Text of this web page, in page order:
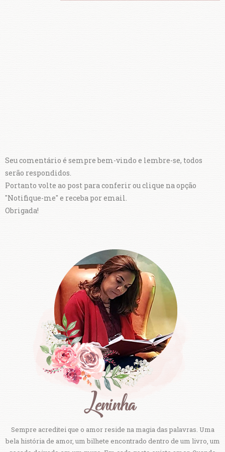
Seu comentário é sempre bem-vindo e lembre-se, todos
serão respondidos.
Portanto volte ao post para conferir ou clique na opção
"Notifique-me" e receba por email.
Obrigada!
Sempre acreditei que o amor reside na magia das palavras. Uma
bela história de amor, um bilhete encontrado dentro de um livro, um